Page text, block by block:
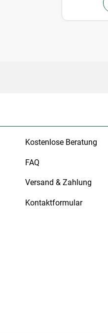
Kostenlose Beratung
FAQ
Versand & Zahlung
Kontaktformular